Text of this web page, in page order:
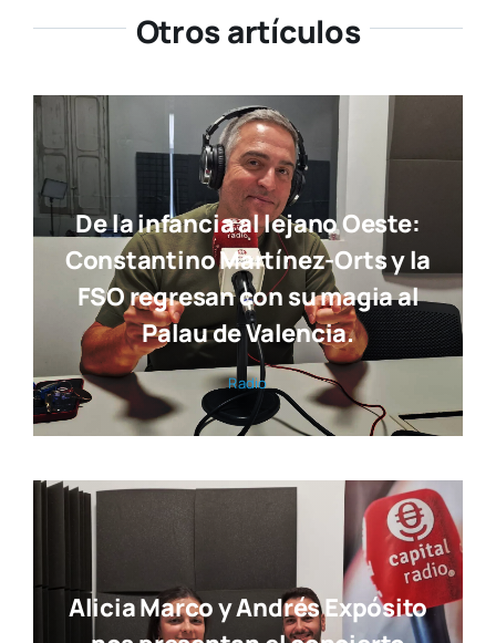
Otros artículos
De la infancia al lejano Oeste:
Constantino Martínez-Orts y la
FSO regresan con su magia al
Palau de Valencia.
Radio
Alicia Marco y Andrés Expósito